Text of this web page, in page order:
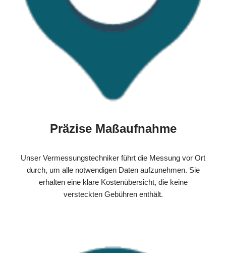
Präzise Maßaufnahme
Unser Vermessungstechniker führt die Messung vor Ort
durch, um alle notwendigen Daten aufzunehmen. Sie
erhalten eine klare Kostenübersicht, die keine
versteckten Gebühren enthält.